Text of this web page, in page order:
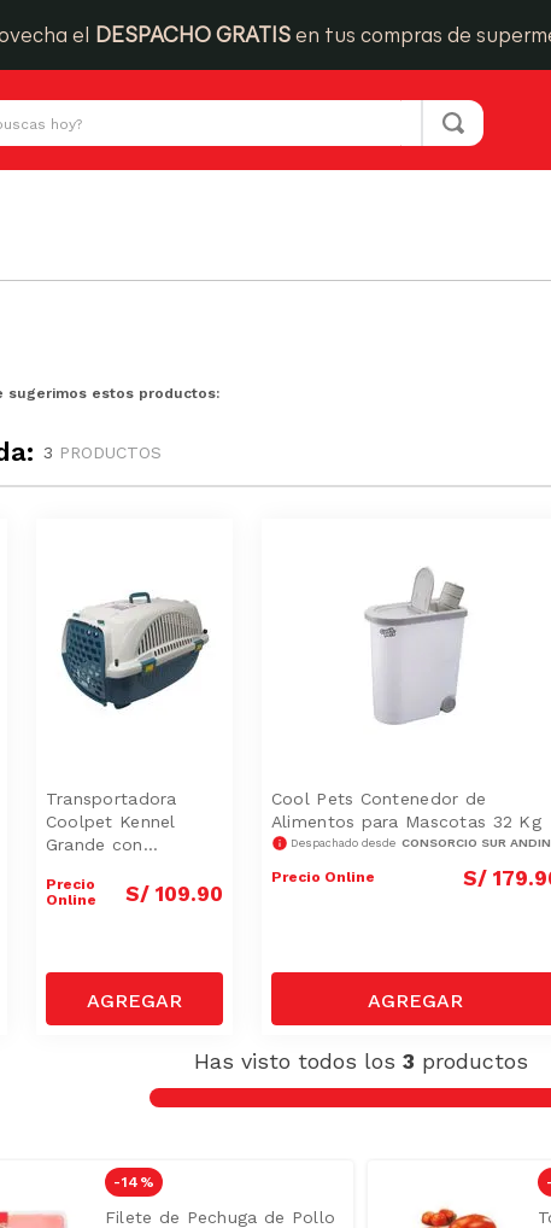
el DESPACHO GRATIS en tus compras de
hoy?
sugerimos estos productos:
3 PRODUCTOS
Transportadora
Coolpet Kennel
Grande con
Precio
Online
S/ 109.90
Cool Pets Contenedor de
Alimentos para Mascotas 32 Kg
Despachado desde CONSORCIO SUR
Precio Online S/ 179.
Has visto todos los 3 productos
-14 %
Filete de Pechuga de Pollo
-